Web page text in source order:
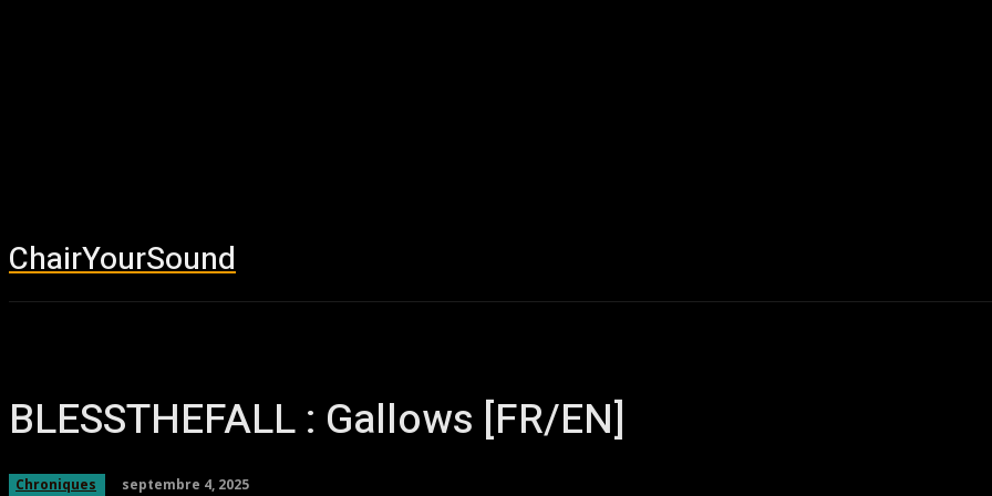
ChairYourSound
BLESSTHEFALL : Gallows [FR/EN]
Chroniques septembre 4, 2025